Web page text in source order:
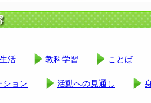
生活 教科学習 ことば
ション 活動への見通し